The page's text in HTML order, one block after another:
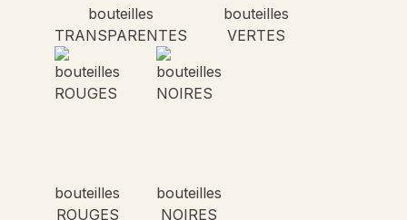
bouteilles
TRANSPARENTES
bouteilles
VERTES
bouteilles
ROUGES
bouteilles
NOIRES